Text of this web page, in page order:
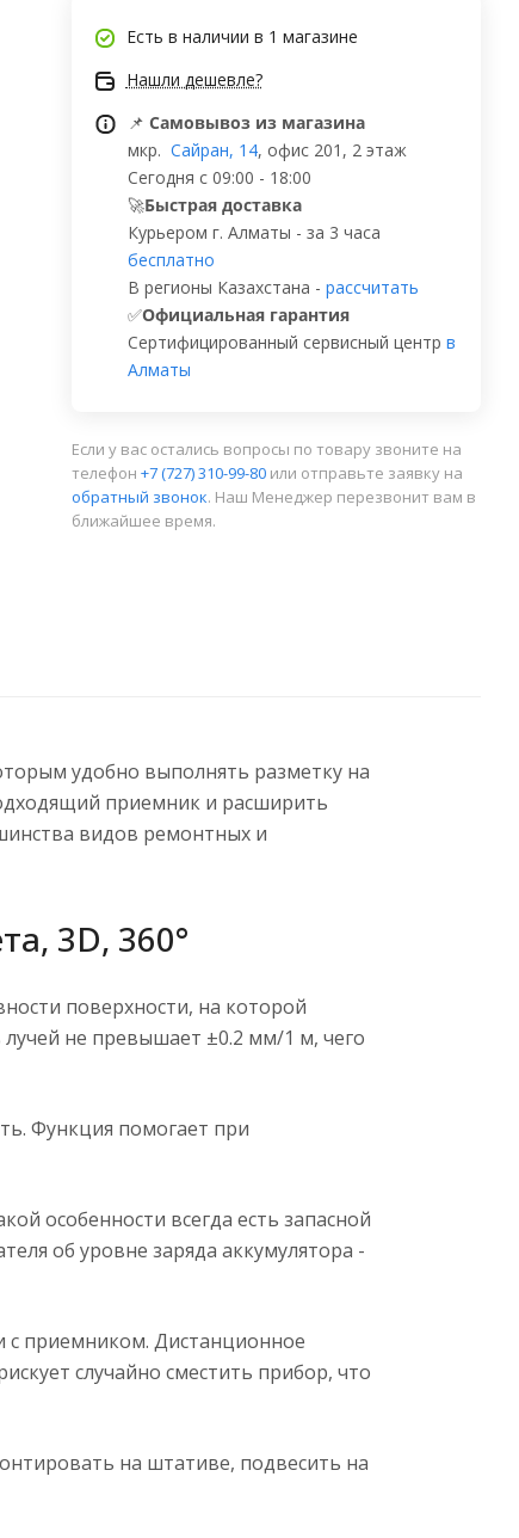
Есть в наличии в 1 магазине
Нашли дешевле?
📌 Самовывоз из магазина
мкр. Сайран, 14, офис 201, 2 этаж
Сегодня с 09:00 - 18:00
🚀Быстрая доставка
Курьером г. Алматы - за 3 часа
бесплатно
В регионы Казахстана - рассчитать
✅Официальная гарантия
Сертифицированный сервисный центр в
Алматы
Если у вас остались вопросы по товару звоните на
телефон +7 (727) 310-99-80или отправьте заявку на
обратный звонок. Наш Менеджер перезвонит вам в
ближайшее время.
удобно выполнять разметку на
приемник и расширить
видов ремонтных и
3D, 360°
поверхности, на которой
не превышает ±0.2 мм/1 м, чего
Функция помогает при
особенности всегда есть запасной
об уровне заряда аккумулятора -
с приемником. Дистанционное
случайно сместить прибор, что
на штативе, подвесить на